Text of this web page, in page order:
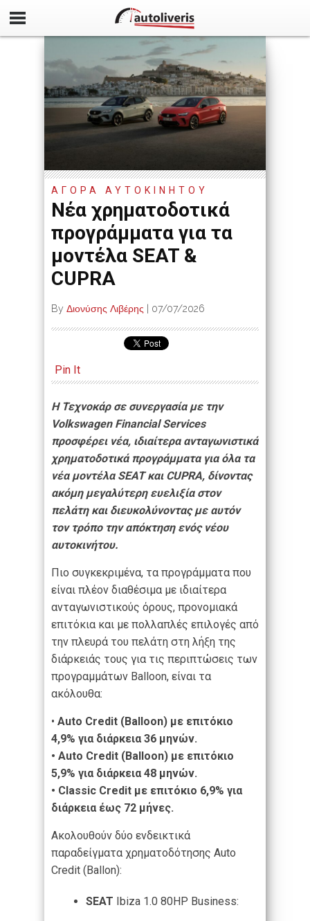
ΑΓΟΡΑ ΑΥΤΟΚΙΝΗΤΟΥ
Νέα χρηματοδοτικά
προγράμματα για τα
μοντέλα SEAT &
CUPRA
By Διονύσης Λιβέρης 07/07/2026
Pin It
Η Τεχνοκάρ σε συνεργασία με την
Volkswagen Financial Services
προσφέρει νέα, ιδιαίτερα ανταγωνιστικά
χρηματοδοτικά προγράμματα για όλα τα
νέα μοντέλα SEAT και CUPRA, δίνοντας
ακόμη μεγαλύτερη ευελιξία στον
πελάτη και διευκολύνοντας με αυτόν
τον τρόπο την απόκτηση ενός νέου
αυτοκινήτου.
Πιο συγκεκριμένα, τα προγράμματα που
είναι πλέον διαθέσιμα με ιδιαίτερα
ανταγωνιστικούς όρους, προνομιακά
επιτόκια και με πολλαπλές επιλογές από
την πλευρά του πελάτη στη λήξη της
διάρκειάς τους για τις περιπτώσεις των
προγραμμάτων Balloon, είναι τα
ακόλουθα:
• Auto Credit (Balloon) με επιτόκιο
4,9% για διάρκεια 36 μηνών.
• Auto Credit (Balloon) με επιτόκιο
5,9% για διάρκεια 48 μηνών.
• Classic Credit με επιτόκιο 6,9% για
διάρκεια έως 72 μήνες.
Ακολουθούν δύο ενδεικτικά
παραδείγματα χρηματοδότησης Auto
Credit (Ballon):
SEAT Ibiza 1.0 80HP Business: